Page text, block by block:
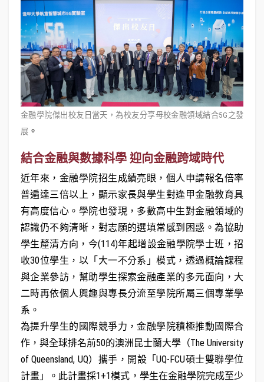
金融學院傑出校友日當天，為校友分享母校金融領域結合5G之發
展 。
結合金融與數據科學 迎向金融跨域時代
近年來，金融學院招生成績亮眼，個人申請報名倍率
普遍達三倍以上，顯示家長與學生對逢甲金融教育具
有高度信心。學院也發現，多數高中生對金融領域的
認識仍不夠清晰，對志願的選填常感到困惑。為協助
學生釐清方向，今(114)年起增設金融學院學士班，招
收30位學生，以「大一不分系」模式，透過概論課程
與企業參訪，幫助學生探索金融產業的多元面向，大
二時再依個人興趣與專長分流至學院所屬三個專業學
系。
為提升學生的國際競爭力，金融學院積極推動國際合
作，與全球排名前50的澳洲昆士蘭大學（The University
of Queensland, UQ）攜手，開設「UQ-FCU碩士雙聯學位
計畫」。此計畫採1+1模式，學生在金融學院完成至少